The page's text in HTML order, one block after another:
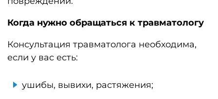
Когда нужно обращаться к травматологу
Консультация травматолога необходима,
если у вас есть:
ушибы, вывихи, растяжения;